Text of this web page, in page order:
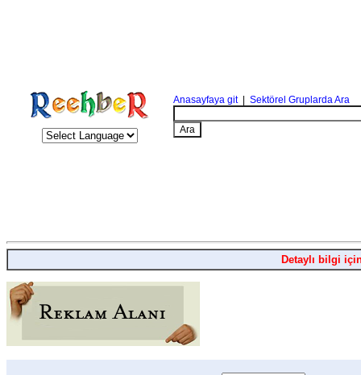
Anasayfaya git| Sektörel Gruplarda Ara
Detaylı bilgi